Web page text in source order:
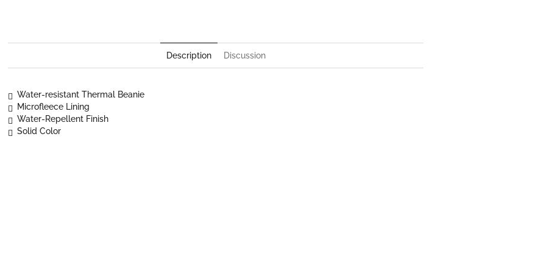
Description Discussion
Water-resistant Thermal Beanie
Microfleece Lining
Water-Repellent Finish
Solid Color